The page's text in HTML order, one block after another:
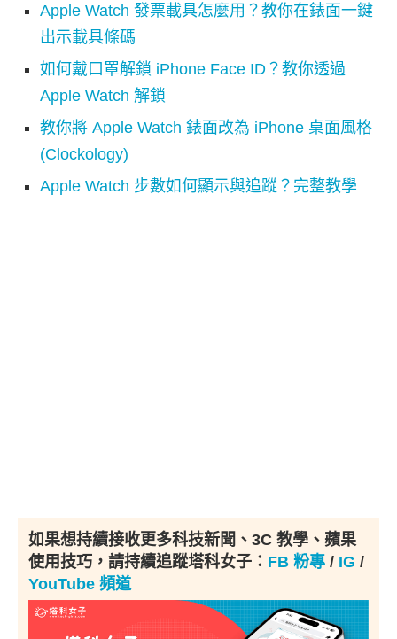
Apple Watch 發票載具怎麼用？教你在錶面一鍵
出示載具條碼
如何戴口罩解鎖 iPhone Face ID？教你透過
Apple Watch 解鎖
教你將 Apple Watch 錶面改為 iPhone 桌面風格
(Clockology)
Apple Watch 步數如何顯示與追蹤？完整教學
如果想持續接收更多科技新聞、3C 教學、蘋果
使用技巧，請持續追蹤塔科女子： FB 粉專 / IG /
YouTube 頻道